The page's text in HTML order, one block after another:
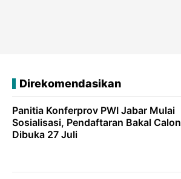
Direkomendasikan
Panitia Konferprov PWI Jabar Mulai
Sosialisasi, Pendaftaran Bakal Calon
Dibuka 27 Juli